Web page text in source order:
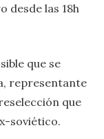
desde las 18h
que se
representante
que
soviético.